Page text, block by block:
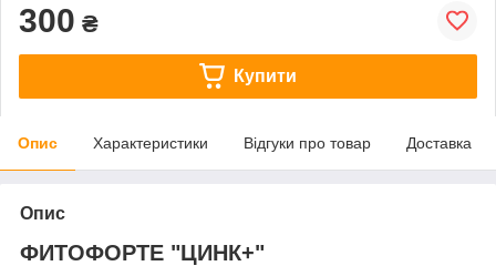
300 ₴
Купити
Опис Характеристики Відгуки про товар Доставка
Опис
ФИТОФОРТЕ "ЦИНК+"